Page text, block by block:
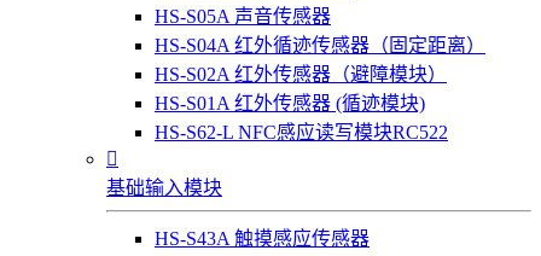
HS-S05A 声音传感器
HS-S04A 红外循迹传感器（固定距离）
HS-S02A 红外传感器（避障模块）
HS-S01A 红外传感器 (循迹模块)
HS-S62-L NFC感应读写模块RC522

基础输入模块
HS-S43A 触摸感应传感器